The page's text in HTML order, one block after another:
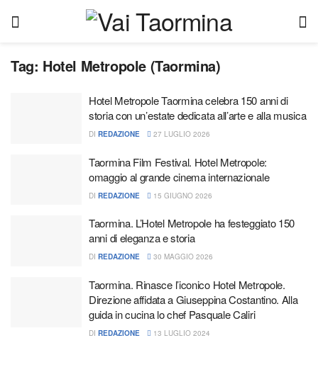
Tag: Hotel Metropole (Taormina)
Hotel Metropole Taormina celebra 150 anni di
storia con un’estate dedicata all’arte e alla musica
DI REDAZIONE 27 LUGLIO 2026
Taormina Film Festival. Hotel Metropole:
omaggio al grande cinema internazionale
DI REDAZIONE 15 GIUGNO 2026
Taormina. L’Hotel Metropole ha festeggiato 150
anni di eleganza e storia
DI REDAZIONE 30 MAGGIO 2026
Taormina. Rinasce l’iconico Hotel Metropole.
Direzione affidata a Giuseppina Costantino. Alla
guida in cucina lo chef Pasquale Caliri
DI REDAZIONE 13 LUGLIO 2024